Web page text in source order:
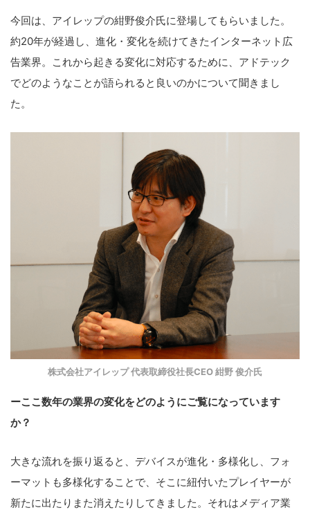
今回は、アイレップの紺野俊介氏に登場してもらいました。
約20年が経過し、進化・変化を続けてきたインターネット広
告業界。これから起きる変化に対応するために、アドテック
でどのようなことが語られると良いのかについて聞きまし
た。
株式会社アイレップ 代表取締役社長CEO 紺野 俊介氏
ーここ数年の業界の変化をどのようにご覧になっています
か？
大きな流れを振り返ると、デバイスが進化・多様化し、フォ
ーマットも多様化することで、そこに紐付いたプレイヤーが
新たに出たりまた消えたりしてきました。それはメディア業